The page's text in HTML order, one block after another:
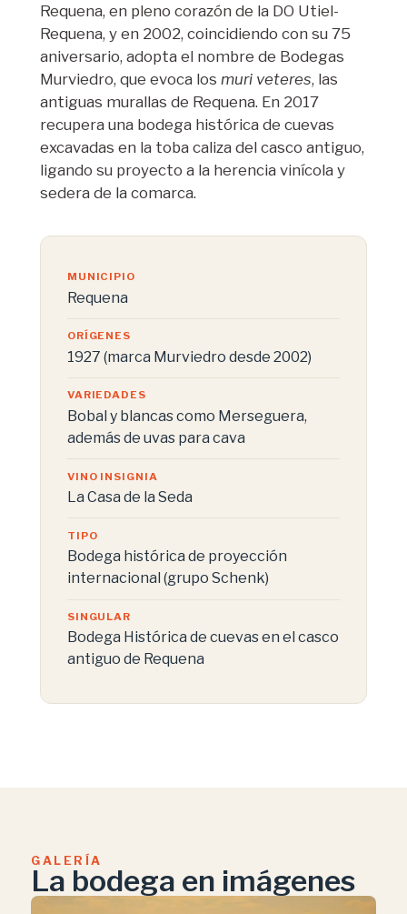
Requena, en pleno corazón de la DO Utiel-
Requena, y en 2002, coincidiendo con su 75
aniversario, adopta el nombre de Bodegas
Murviedro, que evoca los muri veteres, las
antiguas murallas de Requena. En 2017
recupera una bodega histórica de cuevas
excavadas en la toba caliza del casco antiguo,
ligando su proyecto a la herencia vinícola y
sedera de la comarca.
MUNICIPIO
Requena
ORÍGENES
1927 (marca Murviedro desde 2002)
VARIEDADES
Bobal y blancas como Merseguera,
además de uvas para cava
VINO INSIGNIA
La Casa de la Seda
TIPO
Bodega histórica de proyección
internacional (grupo Schenk)
SINGULAR
Bodega Histórica de cuevas en el casco
antiguo de Requena
GALERÍA
La bodega en imágenes